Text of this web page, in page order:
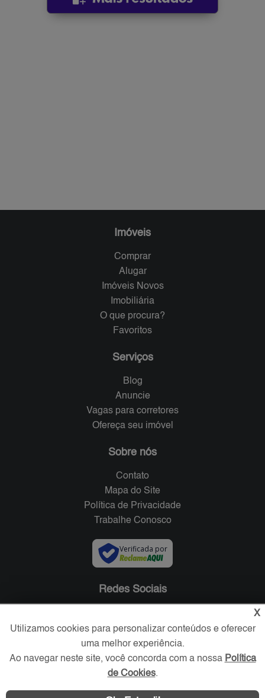
Imóveis
Comprar
Alugar
Imóveis Novos
Imobiliária
O que procura?
Favoritos
Serviços
Blog
Anuncie
Vagas para corretores
Ofereça seu imóvel
Sobre nós
Contato
Mapa do Site
Política de Privacidade
Trabalhe Conosco
Verificada por
Redes Sociais
X
Utilizamos cookies para personalizar conteúdos e oferecer
uma melhor experiência.
Ao navegar neste site, você concorda com a nossa Política
de Cookies.